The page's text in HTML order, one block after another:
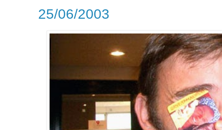
25/06/2003